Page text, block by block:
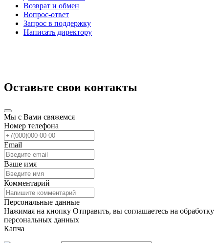
Возврат и обмен
Вопрос-ответ
Запрос в поддержку
Написать директору
Оставьте свои контакты
Мы с Вами свяжемся
Номер телефона
Email
Ваше имя
Комментарий
Персональные данные
Нажимая на кнопку Отправить, вы соглашаетесь на обработку
персональных данных
Капча